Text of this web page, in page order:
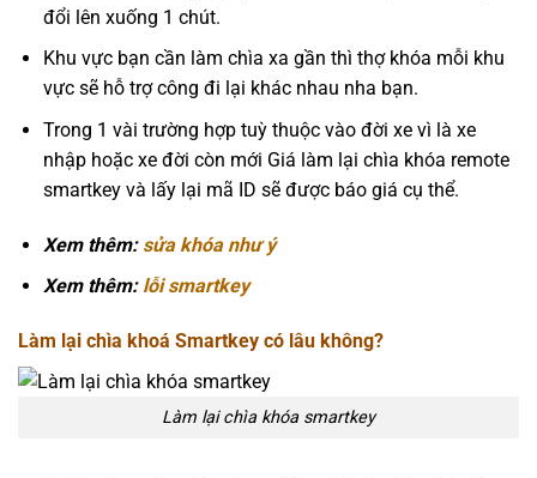
đổi lên xuống 1 chút.
Khu vực bạn cần làm chìa xa gần thì thợ khóa mỗi khu
vực sẽ hỗ trợ công đi lại khác nhau nha bạn.
Trong 1 vài trường hợp tuỳ thuộc vào đời xe vì là xe
nhập hoặc xe đời còn mới Giá làm lại chìa khóa remote
smartkey và lấy lại mã ID sẽ được báo giá cụ thể.
Xem thêm: sửa khóa như ý
Xem thêm:lỗi smartkey
Làm lại chìa khoá Smartkey có lâu không?
Làm lại chìa khóa smartkey